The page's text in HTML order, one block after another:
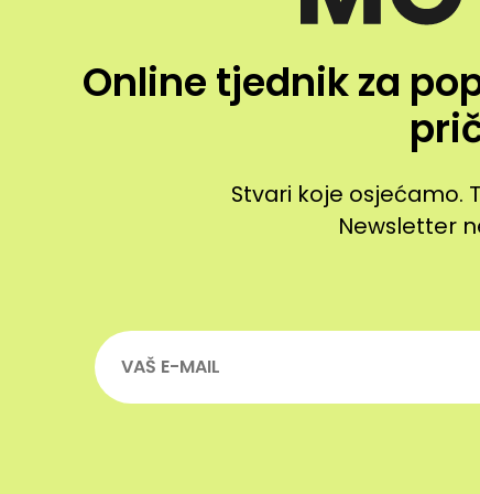
Online tjednik za
Stvari koje osjećamo.
Newsletter